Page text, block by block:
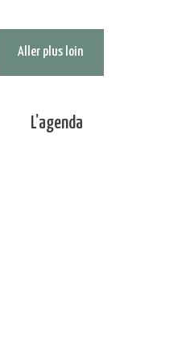
Aller plus loin
L’agenda